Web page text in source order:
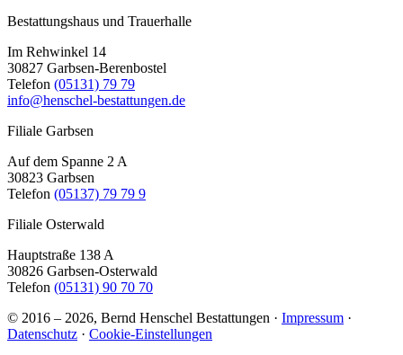
Bestattungshaus und Trauerhalle
Im Rehwinkel 14
30827 Garbsen-Berenbostel
Telefon (05131) 79 79
info@henschel-bestattungen.de
Filiale Garbsen
Auf dem Spanne 2 A
30823 Garbsen
Telefon (05137) 79 79 9
Filiale Osterwald
Hauptstraße 138 A
30826 Garbsen-Osterwald
Telefon (05131) 90 70 70
© 2016 – 2026, Bernd Henschel Bestattungen · Impressum ·
Datenschutz · Cookie-Einstellungen